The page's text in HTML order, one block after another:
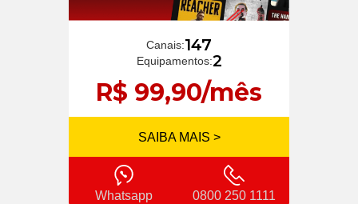
Canais:147
Equipamentos:2
R$ 99,90/mês
SAIBA MAIS >
Whatsapp 0800 250 1111